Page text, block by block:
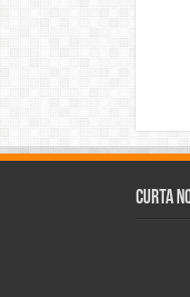
Curta